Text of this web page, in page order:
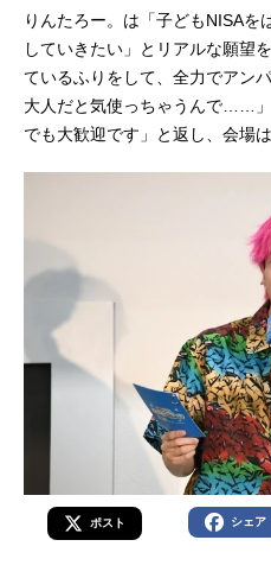
りんたろー。は「子どもNISAを
していきたい」とリアルな願望
ているふりをして、全力でアン
大人だと気使っちゃうんで……
でも大歓迎です」と返し、会場
ポスト シェア